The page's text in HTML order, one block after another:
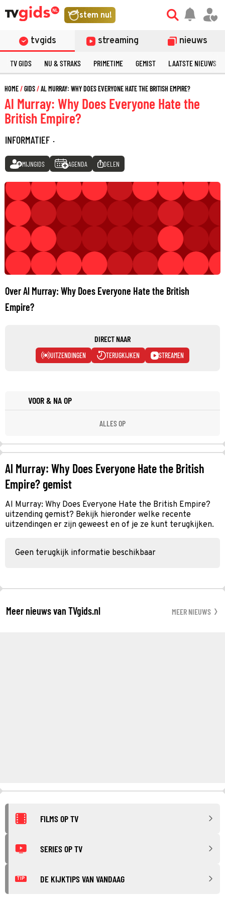
stem nu!
tvgids streaming nieuws
TV GIDS NU & STRAKS PRIMETIME GEMIST LAATSTE NIEUWS
HOME GIDS AL MURRAY: WHY DOES EVERYONE HATE THE BRITISH EMPIRE?
Al Murray: Why Does Everyone Hate the
British Empire?
INFORMATIEF ·
MIJNGIDS AGENDA DELEN
Over Al Murray: Why Does Everyone Hate the British
Empire?
DIRECT NAAR
UITZENDINGEN TERUGKIJKEN STREAMEN
VOOR & NA OP
ALLES OP
Al Murray: Why Does Everyone Hate the British
Empire? gemist
Al Murray: Why Does Everyone Hate the British Empire?
uitzending gemist? Bekijk hieronder welke recente
uitzendingen er zijn geweest en of je ze kunt terugkijken.
Geen terugkijk informatie beschikbaar
Meer nieuws van TVgids.nl MEER NIEUWS
FILMS OP TV
SERIES OP TV
TIP DE KIJKTIPS VAN VANDAAG